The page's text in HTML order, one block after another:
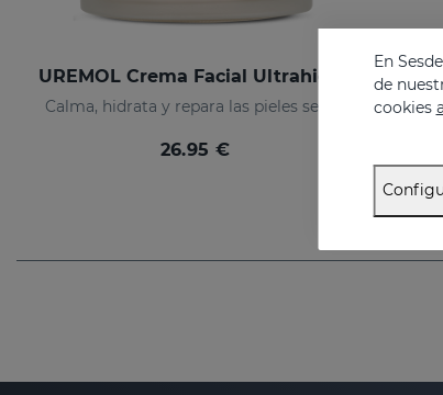
Calma, hidrata y repara las pieles secas
26.95 €
En
de
cookies